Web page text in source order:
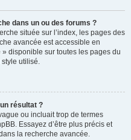
dans un ou des forums ?
située sur l’index, les pages des
avancée est accessible en
disponible sur toutes les pages du
style utilisé.
résultat ?
ou incluait trop de termes
Essayez d’être plus précis et
la recherche avancée.